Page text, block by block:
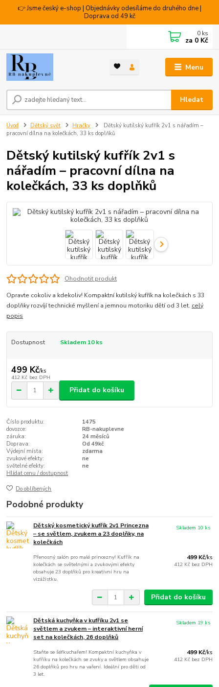
👉 Jsme český e-shop | Objednávky odesíláme do druhého dne |
Doprava od 49 kč
Menu
Hledat
0 ks
za 0 Kč
Úvod Dětský svět Hračky
Dětský kutilský kufřík 2v1 s nářadím –
pracovní dílna na kolečkách, 33 ks doplňků
Dětský kutilský kufřík 2v1 s
nářadím – pracovní dílna na
kolečkách, 33 ks doplňků
Ohodnotit produkt
Opravte cokoliv a kdekoliv! Kompaktní kutilský kufřík na kolečkách s 33
doplňky rozvíjí technické myšlení a jemnou motoriku dětí od 3 let. celý
popis
Dostupnost Skladem 10 ks
499 Kč/ks
412 Kč bez DPH
Přidat do košíku
Číslo produktu:
1475
dovozce:
RB-nakuplevne
záruka:
24 měsíců
Doprava:
Od 49kč
Výdejní místa:
zdarma
zvukové efekty:
ne
světelné efekty:
ne
Hlídat cenu / dostupnost
Do oblíbených
Podobné produkty
Dětský kosmetický kufřík 2v1 Princezna
– se světlem, zvukem a 23 doplňky, na
kolečkách
Přenosný salón pro malé princezny! Kufřík na
kolečkách se světelnými a zvukovými efekty
obsahuje 23 doplňků pro kreativní hru na
vizážistku.
499 Kč/ks
412 Kč bez DPH
Skladem 10 ks
Přidat do košíku
Dětská kuchyňka v kufříku 2v1 se
světlem a zvukem – interaktivní herní
set na kolečkách, 26 doplňků
Staňte se šéfkuchařem! Kompaktní kuchyňka v
kufříku na kolečkách se zvuky a světlem obsahuje
26 doplňků pro hru na vaření. Ideální pro děti od
3 let.
499 Kč/ks
412 Kč bez DPH
Skladem 19 ks